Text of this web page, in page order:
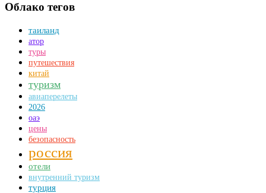
Облако тегов
таиланд
атор
туры
путешествия
китай
туризм
авиаперелеты
2026
оаэ
цены
безопасность
россия
отели
внутренний туризм
турция